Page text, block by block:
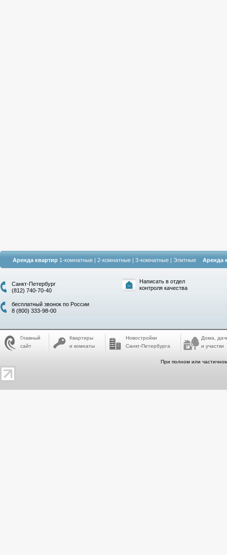
Аренда квартир 1-комнатные | 2-комнатные | 3-комнатные | Элитные Аренда
Санкт-Петербург
(812) 740-70-40
бесплатный звонок по России
8 (800) 333-98-00
Написать в отдел
контроля качества
Главный
сайт
Квартиры
и комнаты
Новостройки
Санкт-Петербурга
Дома,
и участки
При полном или